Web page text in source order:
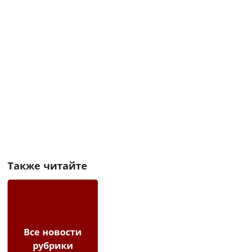
Также читайте
Все новости
рубрики